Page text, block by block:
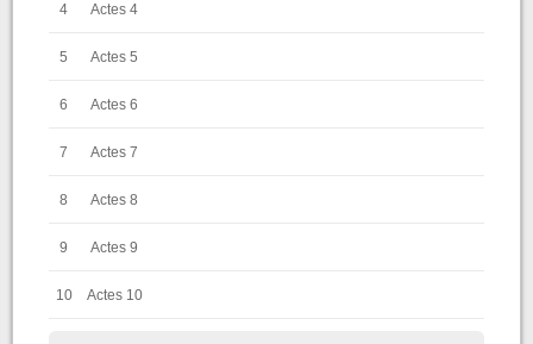
4 Actes 4
5 Actes 5
6 Actes 6
7 Actes 7
8 Actes 8
9 Actes 9
10 Actes 10